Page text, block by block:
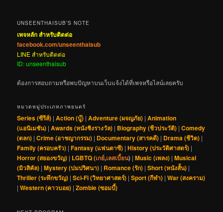
UNSEENTHAISUB’S NOTE
เพจหลัก สำหรับติดต่อ
facebook.com/unseenthaisub
LINE สำหรับติดต่อ
ID: unseenthaisub
ต้องการสอบถามหรือพบปัญหาบนเว็บแจ้งได้ที่เพจหรือไลน์เลยครับ
หมวดหมู่ประเภทภาพยนตร์
Series (ซีรีส์) |Action (บู๊) |Adventure (ผจญภัย) |Animation
(แอนิเมชัน) |Awards (หนังชิงรางวัล) | Biography (ชีวประวัติ) |Comedy
(ตลก) |Crime (อาชญากรรม) | Documentary (สารคดี) | Drama (ชีวิต) |
Family (ครอบครัว) |Fantasy (แฟนตาซี) |History (ประวัติศาสตร์) |
Horror (สยองขวัญ) | LGBTQ (เกย์,เลสเบี้ยน) |Music (เพลง) |Musical
(มิวสิคัล) |Mystery (ปมปริศนา) | Romance (รัก) |Short (หนังสั้น) |
Thriller (ระทึกขวัญ) |Sci-Fi (วิทยาศาสตร์) |Sport (กีฬา) |War (สงคราม)
|Western (คาวบอย) |Zombie (ซอมบี้)